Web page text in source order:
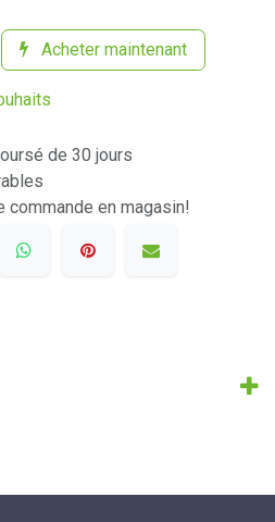
Acheter maintenant
de 30 jours
en magasin!